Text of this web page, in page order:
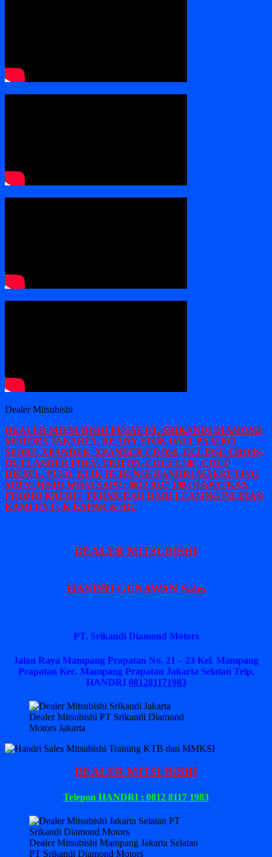
Dealer Mitsubishi
DEALER MITSUBISHI PUSAT PT. SRIKANDI DIAMOND
MOTORS JAKARTA. READY STOK UNIT PAJERO
SPORT, XPANDER, XPANDER CROSS, ECLIPSE CROSS,
OUTLANDER PHEV, TRITON, COLT L300, COLT
DIESEL, FUSO. KLIK HUBUNGI HANDRI MARKETING
MITSUBISHI WHATSAPP : 0812 8117 1983 DAPATKAN
PROMO KREDIT TERMURAH DARI LEASING PILIHAN
KAMI UNTUK BAPAK & IBU
DEALER MITSUBISHI
HANDRI GUNAWAN Sales
PT. Srikandi Diamond Motors
Jalan Raya Mampang Prapatan No. 21 – 23 Kel. Mampang
Prapatan Kec. Mampang Prapatan Jakarta Selatan Telp.
HANDRI 081281171983
Dealer Mitsubishi PT Srikandi Diamond
Motors Jakarta
DEALER MITSUBISHI
Telepon HANDRI : 0812 8117 1983
Dealer Mitsubishi Mampang Jakarta Selatan
PT Srikandi Diamond Motors